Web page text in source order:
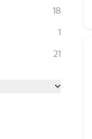
18
1
21